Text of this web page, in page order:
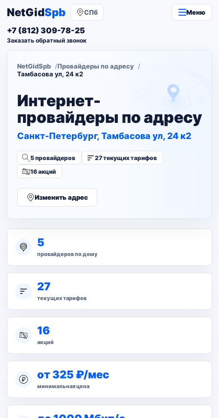
NetGidSpb СПб Меню
+7 (812) 309-78-25
Заказать обратный звонок
NetGidSpb
Провайдеры по адресу
Тамбасова ул, 24 к2
Интернет-
провайдеры по адресу
Санкт-Петербург, Тамбасова ул, 24 к2
5 провайдеров
27 текущих тарифов
16 акций
Изменить адрес
5
провайдеров по дому
27
текущих тарифов
16
акций
от 325 ₽/мес
минимальная цена